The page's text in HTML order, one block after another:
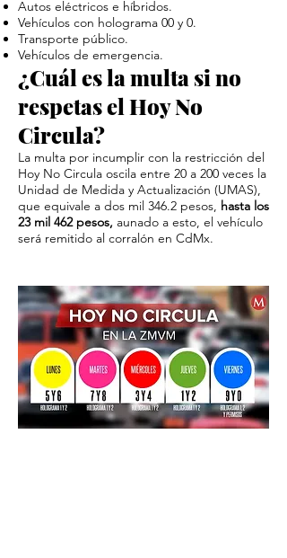
Autos eléctricos e híbridos.
Vehículos con holograma 00 y 0.
Transporte público.
Vehículos de emergencia.
¿Cuál es la multa si no
respetas el Hoy No
Circula?
La multa por incumplir con la restricción del
Hoy No Circula oscila entre 20 a 200 veces la
Unidad de Medida y Actualización (UMAS),
que equivale a dos mil 346.2 pesos, hasta los
23 mil 462 pesos, aunado a esto, el vehículo
será remitido al corralón en CdMx.